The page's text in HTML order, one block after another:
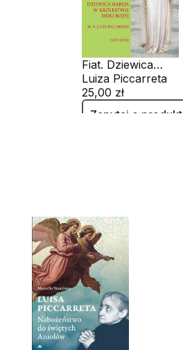
Fiat. Dziewica
Maryja w królestwie
woli Bożej
Luiza Piccarreta
25,00 zł
Zapytaj o produkt